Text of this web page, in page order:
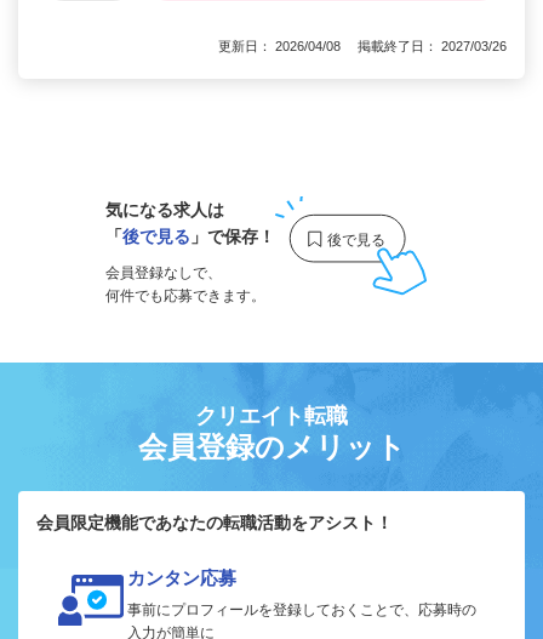
更新日： 2026/04/08 掲載終了日： 2027/03/26
気になる求人は
「後で見る 」で保存！
会員登録なしで、
何件でも応募できます。
クリエイト転職
会員登録のメリット
会員限定機能であなたの転職活動をアシスト！
カンタン応募
事前にプロフィールを登録しておくことで、応募時の
入力が簡単に